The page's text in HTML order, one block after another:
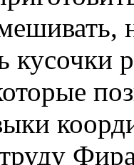
кусочки